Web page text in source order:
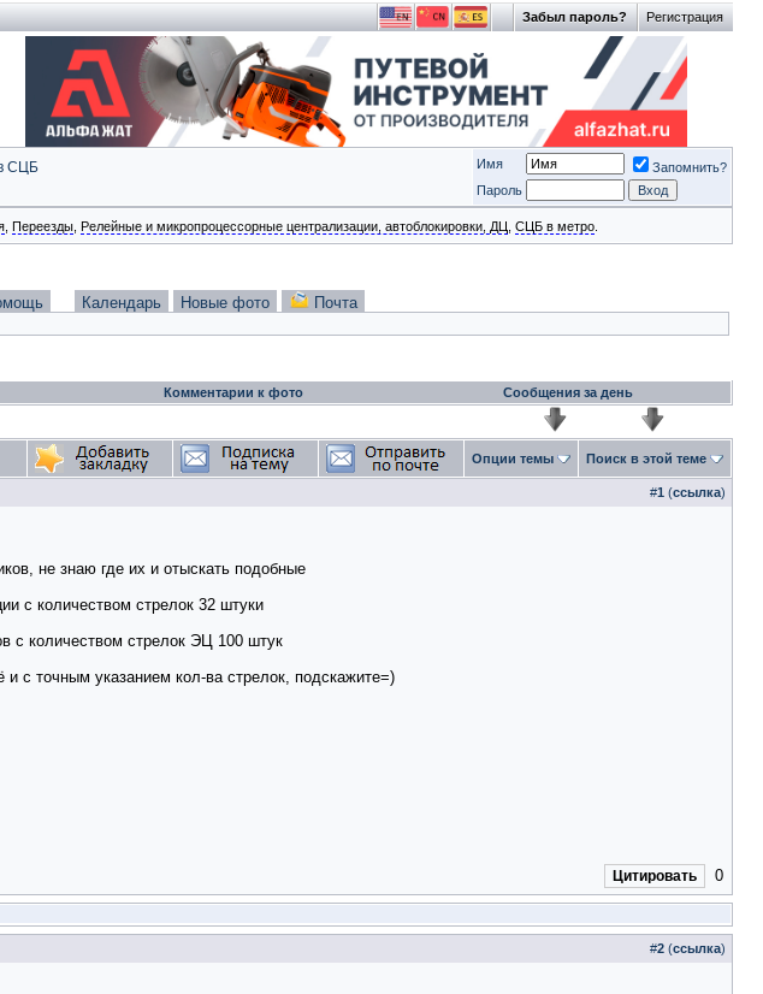
Регистрация
Забыл пароль?
СЦБ Имя
Запомнить?
Пароль
Переезды Релейные и микропроцессорные централизации, автоблокировки, ДЦ СЦБ в метро
Календарь Новые фото Почта
Комментарии к фото Сообщения за день
Опции темы Поиск в этой теме
#1 (ссылка)
не знаю где их и отыскать подобные
с количеством стрелок 32 штуки
с количеством стрелок ЭЦ 100 штук
и с точным указанием кол-ва стрелок, подскажите=)
Цитировать 0
#2 (ссылка)